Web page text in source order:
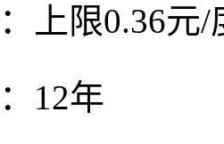
上限0.36元
12年